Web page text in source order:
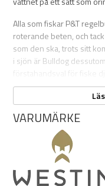
Alla som fiskar P&T
roterande beten, och
som den ska, trots sitt
i sjön är Bulldog
Perfekt bete för put
Litet, lockande och
Utmärkt för djupare
Handmålad med
Längd: 3,9cm
Vikt: 7g
VARUMÄRKE